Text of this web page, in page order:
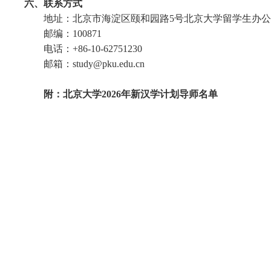
六、 联系方式
地址：北京市海淀区颐和园路5号北京大学留学生办
邮编：100871
电话：+86-10-62751230
邮箱： study@pku.edu.cn
附：北京大学2026年新汉学计划导师名单